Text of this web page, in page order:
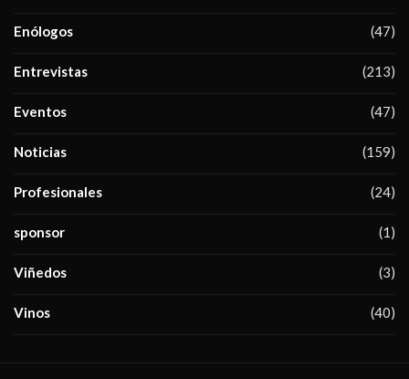
Enólogos (47)
Entrevistas (213)
Eventos (47)
Noticias (159)
Profesionales (24)
sponsor (1)
Viñedos (3)
Vinos (40)